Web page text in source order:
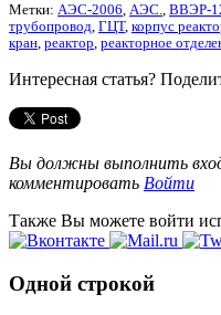
Метки: АЭС-2006, АЭС., ВВЭР-
трубопровод, ГЦТ, корпус
кран, реактор, реакторное
Интересная статья?
Вы должны выполнить
комментировать Войти
Также Вы можете войти
Одной строкой